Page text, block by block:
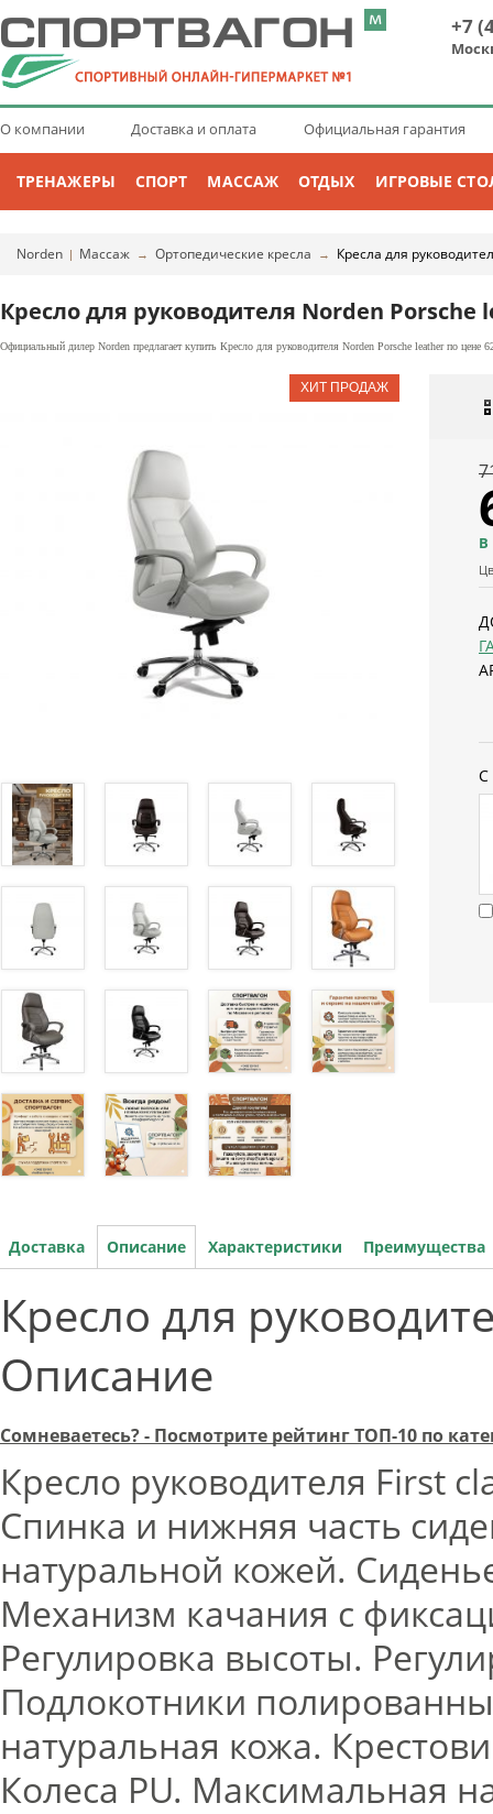
+7
О компании Доставка и оплата Официальная гарантия
ТРЕНАЖЕРЫ СПОРТ МАССАЖ ОТДЫХ ИГРОВЫЕ
Norden | Массаж → Ортопедические кресла → Кресла для
Кресло для руководителя Norden
Официальный дилер Norden предлагает купить Кресло для руководителя Norden Porsche leather по
С
Доставка Описание Характеристики Преимущества
Кресло для
Описание
Сомневаетесь? - Посмотрите рейтинг ТОП-10 по
Кресло руководителя First
Спинка и нижняя часть
натуральной кожей.
Механизм качания с
Регулировка высоты.
Подлокотники
натуральная кожа.
Колеса PU. Максимальная